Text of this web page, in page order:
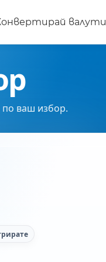
валути
по ваш избор.